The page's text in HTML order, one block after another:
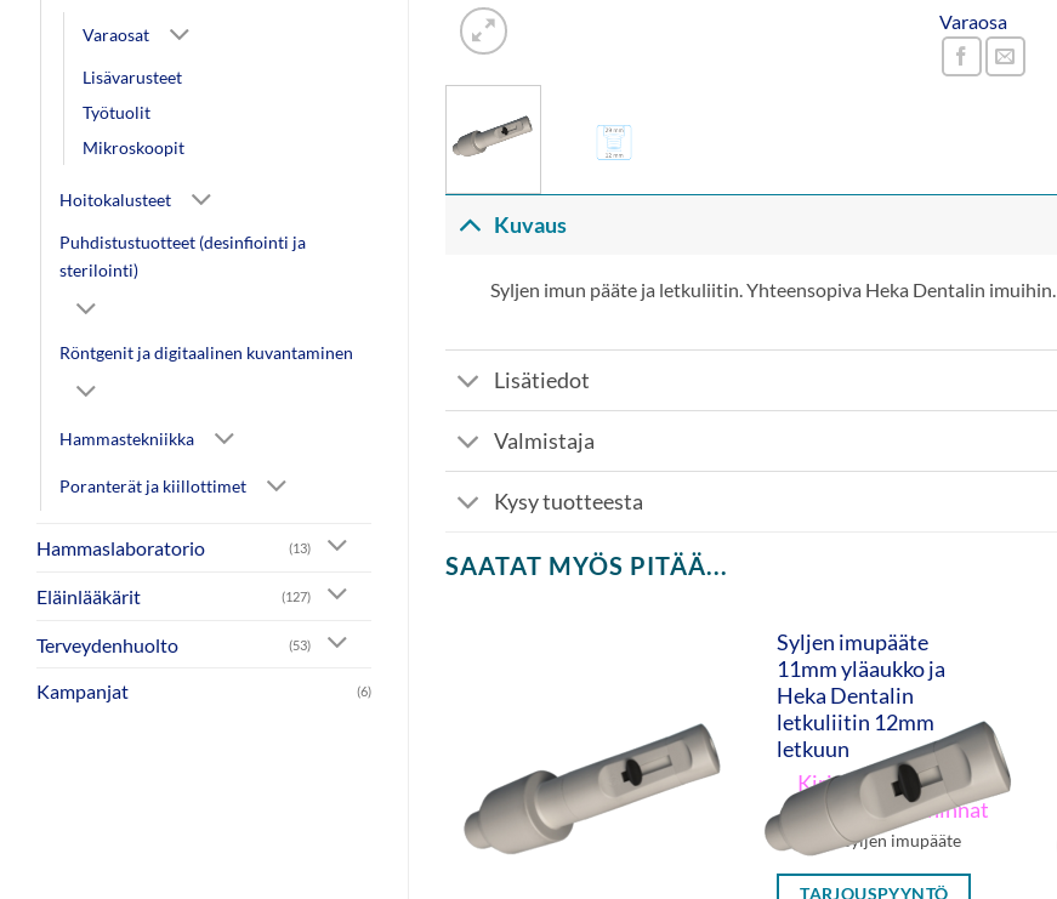
Varaosat
Lisävarusteet
Työtuolit
Mikroskoopit
Hoitokalusteet
Puhdistustuotteet (desinfiointi ja
sterilointi)
Röntgenit ja digitaalinen kuvantaminen
Hammastekniikka
Poranterät ja kiillottimet
Hammaslaboratorio (13)
Eläinlääkärit (127)
Terveydenhuolto (53)
Kampanjat (6)
Varaosa
Kuvaus
Syljen imun pääte ja letkuliitin. Yhteensopiva Heka Dentalin imuihin.
Lisätiedot
Valmistaja
Kysy tuotteesta
SAATAT MYÖS PITÄÄ...
Syljen imupääte
11mm yläaukko ja
Heka Dentalin
letkuliitin 12mm
letkuun
Kirjaudu nähdäksesi
hinnat
Unicline syljen imupääte
TARJOUSPYYNTÖ